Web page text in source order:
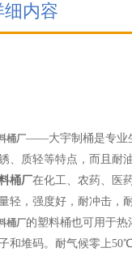
细内容
桶厂——大宇制桶是专业
、质轻等特点，而且耐
桶厂在化工、农药、医
轻，强度好，耐冲击，
桶厂的塑料桶也可用于
和堆码。耐气候零上